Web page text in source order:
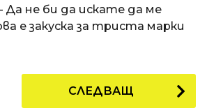
Да не би да искате да ме
е закуска за триста марки
СЛЕДВАЩ